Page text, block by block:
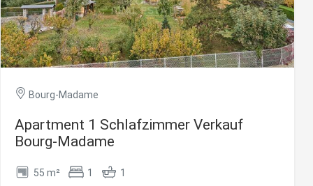
parking y un trastero, añadiendo practicidad y espacio de
almacenamiento. #ref:CBG2162
Bourg-Madame
Apartment 1 Schlafzimmer Verkauf
Bourg-Madame
55 m² 1 1